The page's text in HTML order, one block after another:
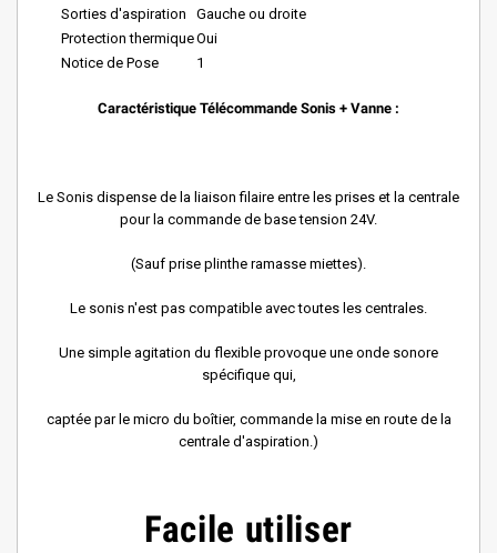
Sorties d'aspiration
Gauche ou droite
Protection thermiqueOui
Notice de Pose
1
Caractéristique Télécommande Sonis + Vanne :
Le Sonis dispense de la liaison filaire entre les prises et la centrale
pour la commande de base tension 24V.
(Sauf prise plinthe ramasse miettes).
Le sonis n'est pas compatible avec toutes les centrales.
Une simple agitation du flexible provoque une onde sonore
spécifique qui,
captée par le micro du boîtier, commande la mise en route de la
centrale d'aspiration.)
Facile utiliser